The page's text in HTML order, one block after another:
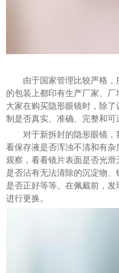
由于国家管理比较严格
的包装上都印有生产厂家、厂
大家在购买隐形眼镜时，除
制是否真实、准确、完整和可
对于新拆封的隐形眼镜
看保存液是否浑浊不清和有
观察，看看镜片表面是否光
是否沾有无法清除的沉淀物
是否正好等等。在佩戴前，
进行更换。